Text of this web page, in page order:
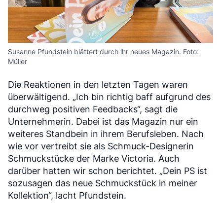
Susanne Pfundstein blättert durch ihr neues Magazin. Foto:
Müller
Die Reaktionen in den letzten Tagen waren
überwältigend. „Ich bin richtig baff aufgrund des
durchweg positiven Feedbacks“, sagt die
Unternehmerin. Dabei ist das Magazin nur ein
weiteres Standbein in ihrem Berufsleben. Nach
wie vor vertreibt sie als Schmuck-Designerin
Schmuckstücke der Marke Victoria. Auch
darüber hatten wir schon berichtet. „Dein PS ist
sozusagen das neue Schmuckstück in meiner
Kollektion“, lacht Pfundstein.